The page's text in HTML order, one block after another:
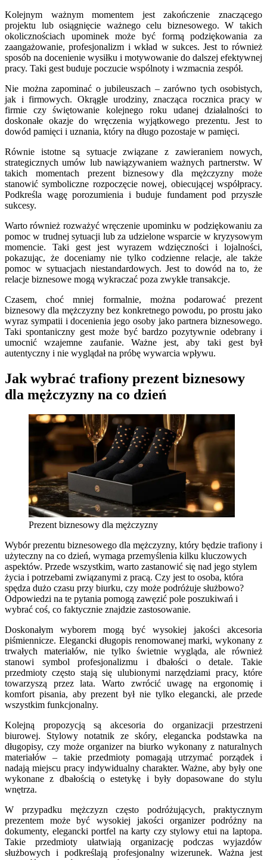
Kolejnym ważnym momentem jest zakończenie znaczącego
projektu lub osiągnięcie ważnego celu biznesowego. W takich
okolicznościach upominek może być formą podziękowania za
zaangażowanie, profesjonalizm i wkład w sukces. Jest to również
sposób na docenienie wysiłku i motywowanie do dalszej efektywnej
pracy. Taki gest buduje poczucie wspólnoty i wzmacnia zespół.
Nie można zapominać o jubileuszach – zarówno tych osobistych,
jak i firmowych. Okrągłe urodziny, znacząca rocznica pracy w
firmie czy świętowanie kolejnego roku udanej działalności to
doskonałe okazje do wręczenia wyjątkowego prezentu. Jest to
dowód pamięci i uznania, który na długo pozostaje w pamięci.
Równie istotne są sytuacje związane z zawieraniem nowych,
strategicznych umów lub nawiązywaniem ważnych partnerstw. W
takich momentach prezent biznesowy dla mężczyzny może
stanowić symboliczne rozpoczęcie nowej, obiecującej współpracy.
Podkreśla wagę porozumienia i buduje fundament pod przyszłe
sukcesy.
Warto również rozważyć wręczenie upominku w podziękowaniu za
pomoc w trudnej sytuacji lub za udzielone wsparcie w kryzysowym
momencie. Taki gest jest wyrazem wdzięczności i lojalności,
pokazując, że doceniamy nie tylko codzienne relacje, ale także
pomoc w sytuacjach niestandardowych. Jest to dowód na to, że
relacje biznesowe mogą wykraczać poza zwykłe transakcje.
Czasem, choć mniej formalnie, można podarować prezent
biznesowy dla mężczyzny bez konkretnego powodu, po prostu jako
wyraz sympatii i docenienia jego osoby jako partnera biznesowego.
Taki spontaniczny gest może być bardzo pozytywnie odebrany i
umocnić wzajemne zaufanie. Ważne jest, aby taki gest był
autentyczny i nie wyglądał na próbę wywarcia wpływu.
Jak wybrać trafiony prezent biznesowy
dla mężczyzny na co dzień
Prezent biznesowy dla mężczyzny
Wybór prezentu biznesowego dla mężczyzny, który będzie trafiony i
użyteczny na co dzień, wymaga przemyślenia kilku kluczowych
aspektów. Przede wszystkim, warto zastanowić się nad jego stylem
życia i potrzebami związanymi z pracą. Czy jest to osoba, która
spędza dużo czasu przy biurku, czy może podróżuje służbowo?
Odpowiedzi na te pytania pomogą zawęzić pole poszukiwań i
wybrać coś, co faktycznie znajdzie zastosowanie.
Doskonałym wyborem mogą być wysokiej jakości akcesoria
piśmiennicze. Elegancki długopis renomowanej marki, wykonany z
trwałych materiałów, nie tylko świetnie wygląda, ale również
stanowi symbol profesjonalizmu i dbałości o detale. Takie
przedmioty często stają się ulubionymi narzędziami pracy, które
towarzyszą przez lata. Warto zwrócić uwagę na ergonomię i
komfort pisania, aby prezent był nie tylko elegancki, ale przede
wszystkim funkcjonalny.
Kolejną propozycją są akcesoria do organizacji przestrzeni
biurowej. Stylowy notatnik ze skóry, elegancka podstawka na
długopisy, czy może organizer na biurko wykonany z naturalnych
materiałów – takie przedmioty pomagają utrzymać porządek i
nadają miejscu pracy indywidualny charakter. Ważne, aby były one
wykonane z dbałością o estetykę i były dopasowane do stylu
wnętrza.
W przypadku mężczyzn często podróżujących, praktycznym
prezentem może być wysokiej jakości organizer podróżny na
dokumenty, elegancki portfel na karty czy stylowy etui na laptopa.
Takie przedmioty ułatwiają organizację podczas wyjazdów
służbowych i podkreślają profesjonalny wizerunek. Ważna jest